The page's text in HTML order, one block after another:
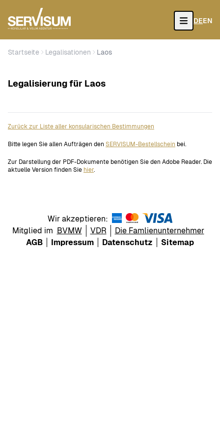
Open
DEEN
Startseite Legalisationen Laos
Legalisierung für Laos
Zurück zur Liste aller konsularischen Bestimmungen
Bitte legen Sie allen Aufträgen den SERVISUM-Bestellschein bei.
Zur Darstellung der PDF-Dokumente benötigen Sie den Adobe Reader. Die
aktuelle Version finden Sie hier.
Wir akzeptieren:
Mitglied im BVMW VDR
Die Famlienunternehmer
AGB
Impressum Datenschutz Sitemap